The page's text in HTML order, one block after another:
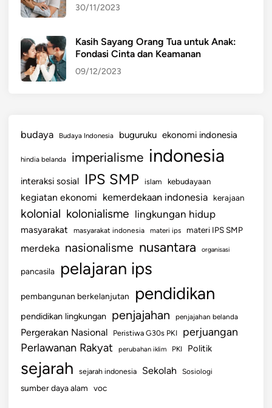
30/11/2023
Kasih Sayang Orang Tua untuk Anak:
Fondasi Cinta dan Keamanan
09/12/2023
budaya Budaya Indonesia buguruku ekonomi indonesia
hindia belanda imperialisme indonesia
interaksi sosial IPS SMP islam kebudayaan
kegiatan ekonomi kemerdekaan indonesia kerajaan
kolonial kolonialisme lingkungan hidup
masyarakat masyarakat indonesia materi ips materi IPS SMP
merdeka nasionalisme nusantara organisasi
pancasila pelajaran ips
pembangunan berkelanjutan pendidikan
pendidikan lingkungan penjajahan penjajahan belanda
Pergerakan Nasional Peristiwa G30s PKI perjuangan
Perlawanan Rakyat perubahan iklim PKI Politik
sejarah sejarah indonesia Sekolah Sosiologi
sumber daya alam voc